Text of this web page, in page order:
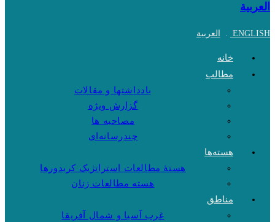
العربية
ENGLISH
. العربية
خانه
مطالب
یادداشتها و مقالات
گزارش ویژه
مصاحبه ها
چندرسانه‌ای
هسته‌ها
هستهٔ مطالعات استراتژیک کریدورها
هسته مطالعات زنان
مناطق
غرب آسیا و شمال آفریقا